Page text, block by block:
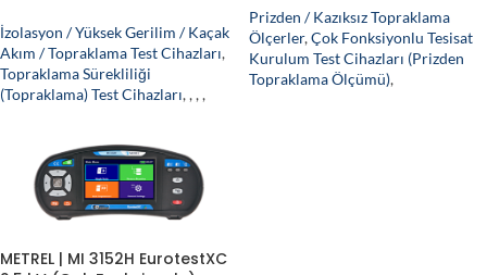
Destekli)
İzolasyon / Yüksek Gerilim / Kaçak
Akım / Topraklama Test Cihazları,
Topraklama Sürekliliği
(Topraklama) Test Cihazları,,,,
Test Cihazı
Prizden / Kazıksız Topraklama
Ölçerler,Çok Fonksiyonlu Tesisat
Kurulum Test Cihazları (Prizden
Topraklama Ölçümü),
METREL | MI 3152H EurotestXC